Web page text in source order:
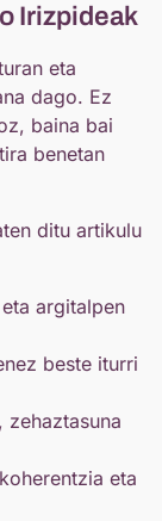
Irizpideak
eta
dago. Ez
baina bai
benetan
ditu artikulu
argitalpen
beste iturri
zehaztasuna
eta